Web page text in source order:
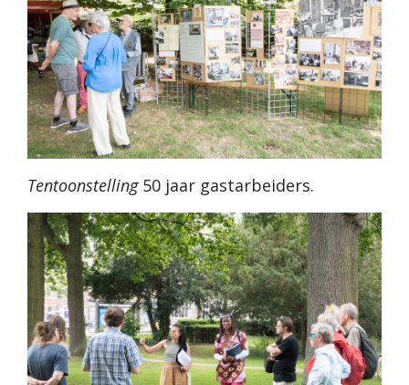
Tentoonstelling 50 jaar gastarbeiders.